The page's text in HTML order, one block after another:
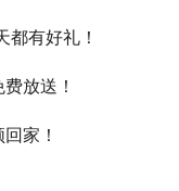
都有好礼！
放送！
家！